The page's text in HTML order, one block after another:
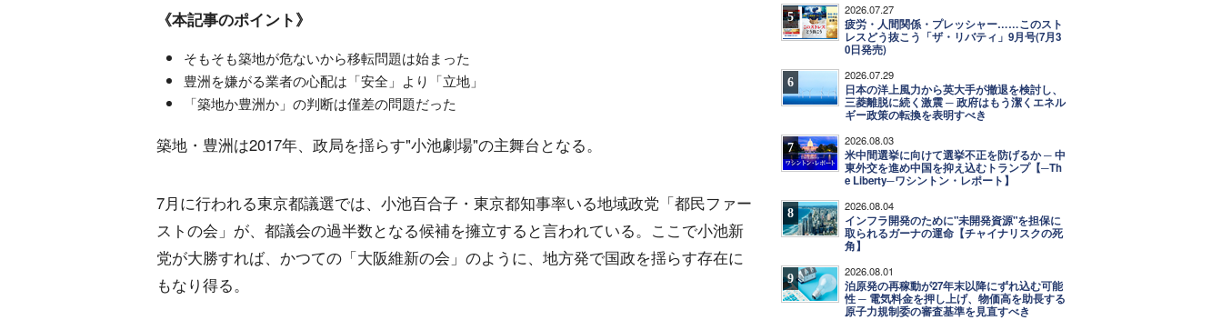
《本記事のポイント》
そもそも築地が危ないから移転問題は始まった
豊洲を嫌がる業者の心配は「安全」より「立地」
「築地か豊洲か」の判断は僅差の問題だった
築地・豊洲は2017年、政局を揺らす"小池劇場"の主舞台となる。
7月に行われる東京都議選では、小池百合子・東京都知事率いる地域政党「都民ファー
ストの会」が、都議会の過半数となる候補を擁立すると言われている。ここで小池新
党が大勝すれば、かつての「大阪維新の会」のように、地方発で国政を揺らす存在に
もなり得る。
5 2026.07.27
疲労・人間関係・プレッシャー……このスト
レスどう抜こう「ザ・リバティ」9月号(7月3
0日発売)
6 2026.07.29
日本の洋上風力から英大手が撤退を検討し、
三菱離脱に続く激震 ─ 政府はもう潔くエネル
ギー政策の転換を表明すべき
7 2026.08.03
米中間選挙に向けて選挙不正を防げるか ─ 中
東外交を進め中国を抑え込むトランプ【─Th
e Liberty─ワシントン・レポート】
8 2026.08.04
インフラ開発のために"未開発資源"を担保に
取られるガーナの運命【チャイナリスクの死
角】
9 2026.08.01
泊原発の再稼動が27年末以降にずれ込む可能
性 ─ 電気料金を押し上げ、物価高を助長する
原子力規制委の審査基準を見直すべき